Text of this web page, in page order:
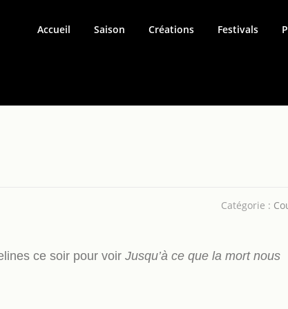
Accueil Saison Créations Festivals
Catégorie :
ce soir pour voir Jusqu’à ce que la mort nous